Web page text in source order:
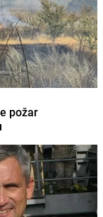
požar